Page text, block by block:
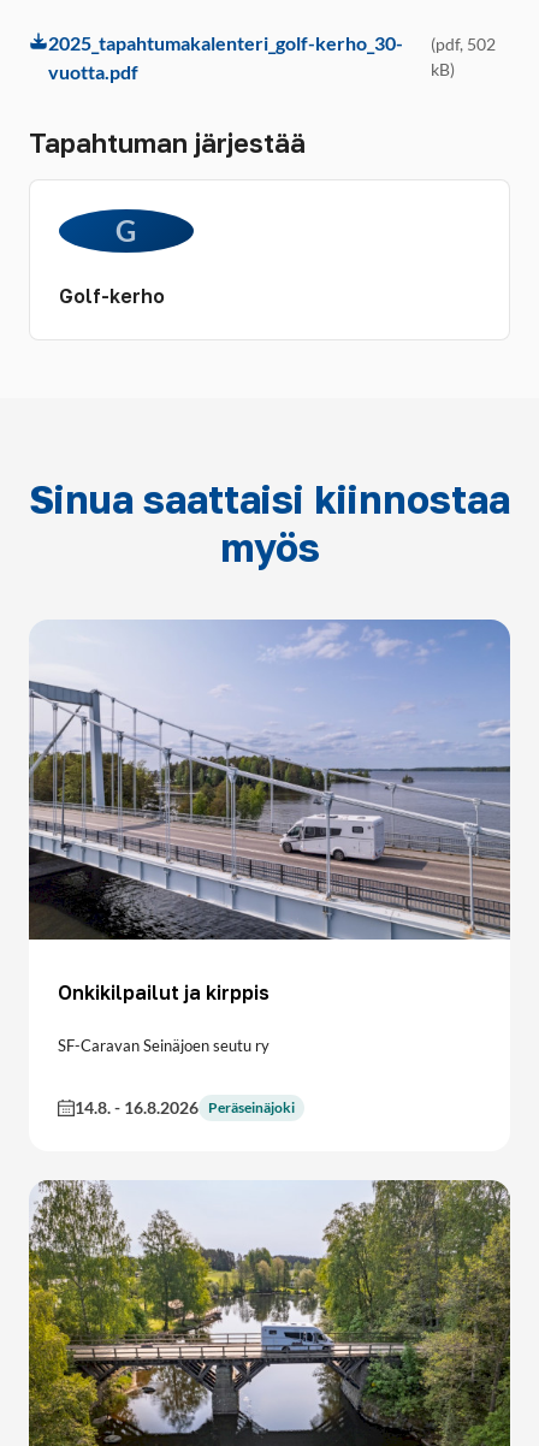
2025_tapahtumakalenteri_golf-kerho_30-
vuotta.pdf
(pdf, 502
kB)
Tapahtuman järjestää
G
Golf-kerho
Sinua saattaisi kiinnostaa
myös
Onkikilpailut ja kirppis
SF-Caravan Seinäjoen seutu ry
14.8.- 16.8.2026 Peräseinäjoki